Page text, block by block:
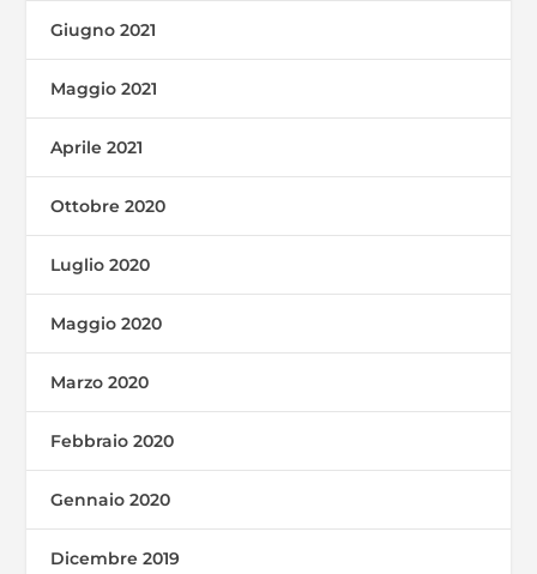
Giugno 2021
Maggio 2021
Aprile 2021
Ottobre 2020
Luglio 2020
Maggio 2020
Marzo 2020
Febbraio 2020
Gennaio 2020
Dicembre 2019